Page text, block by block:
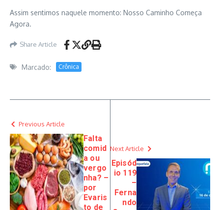
Assim sentimos naquele momento: Nosso Caminho Começa
Agora.
Share Article
Marcado: Crônica
Previous Article
Falta
comid
a ou
vergo
nha? –
por
Evaris
to de
Next Article
Episód
io 119
–
Ferna
ndo